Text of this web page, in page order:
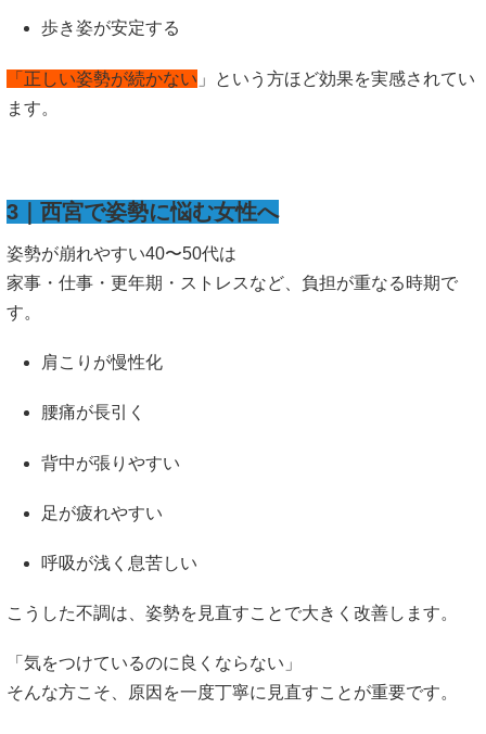
歩き姿が安定する
「正しい姿勢が続かない 」という方ほど効果を実感されてい
ます。
3｜西宮で姿勢に悩む女性へ
姿勢が崩れやすい40〜50代は
家事・仕事・更年期・ストレスなど、負担が重なる時期で
す。
肩こりが慢性化
腰痛が長引く
背中が張りやすい
足が疲れやすい
呼吸が浅く息苦しい
こうした不調は、姿勢を見直すことで大きく改善します。
「気をつけているのに良くならない」
そんな方こそ、原因を一度丁寧に見直すことが重要です。